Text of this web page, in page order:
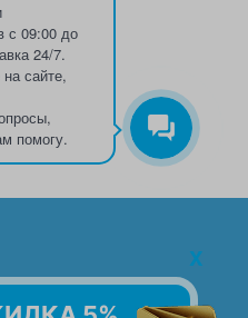
с 09:00 до
24/7.
сайте,
помогу.
x